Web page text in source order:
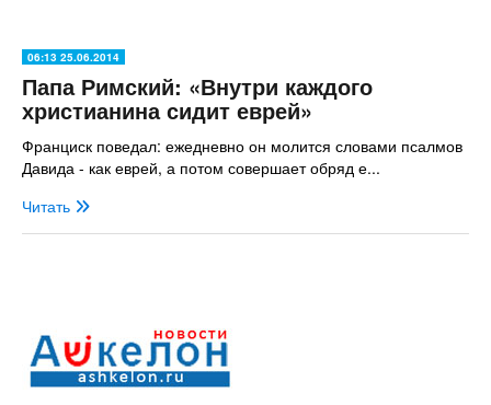
06:13 25.06.2014
Папа Римский: «Внутри каждого
христианина сидит еврей»
Франциск поведал: ежедневно он молится словами псалмов
Давида - как еврей, а потом совершает обряд е...
Читать